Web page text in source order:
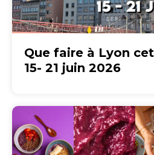
Que faire à Lyon
15- 21 juin 2026